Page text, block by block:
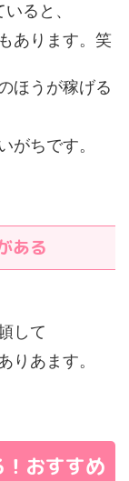
ると、
あります。笑
ほうが稼げる
がちです。
ある
して
りあます。
おすすめ